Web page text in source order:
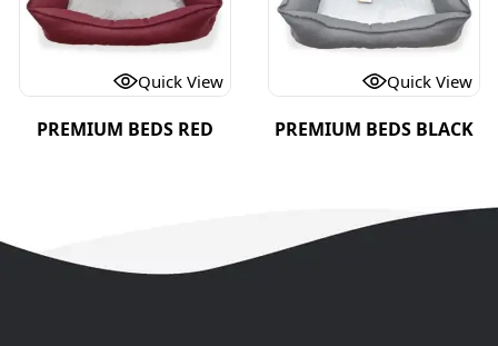
Quick View
PREMIUM BEDS RED
Quick View
PREMIUM BEDS BLACK